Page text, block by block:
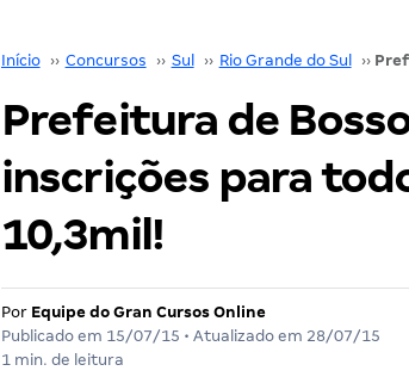
Início ›› Concursos ›› Sul ›› Rio Grande do Sul ››
Prefeitura de
inscrições para
10,3mil!
Por Equipe do Gran Cursos Online
Publicado em 15/07/15 • Atualizado em 28/07/15
1 min. de leitura